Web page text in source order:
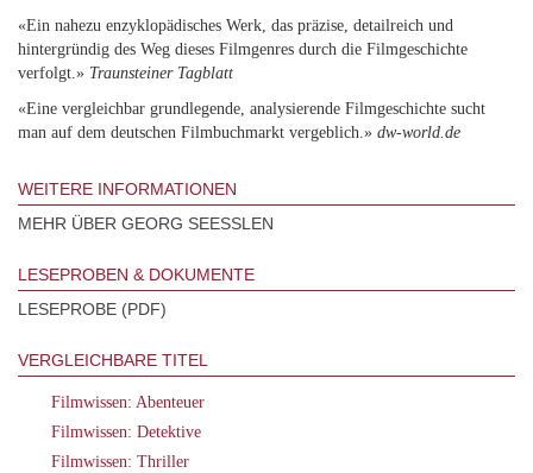
«Ein nahezu enzyklopädisches Werk, das präzise, detailreich und
hintergründig des Weg dieses Filmgenres durch die Filmgeschichte
verfolgt.» Traunsteiner Tagblatt
«Eine vergleichbar grundlegende, analysierende Filmgeschichte sucht
man auf dem deutschen Filmbuchmarkt vergeblich.» dw-world.de
WEITERE INFORMATIONEN
MEHR ÜBER GEORG SEESSLEN
LESEPROBEN & DOKUMENTE
LESEPROBE (PDF)
VERGLEICHBARE TITEL
Filmwissen: Abenteuer
Filmwissen: Detektive
Filmwissen: Thriller